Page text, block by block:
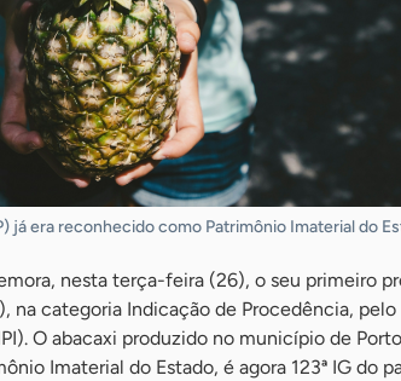
já era reconhecido como Patrimônio Imaterial do
nesta terça-feira (26), o seu primeiro
na categoria Indicação de Procedência,
O abacaxi produzido no município de
Imaterial do Estado, é agora 123ª IG do